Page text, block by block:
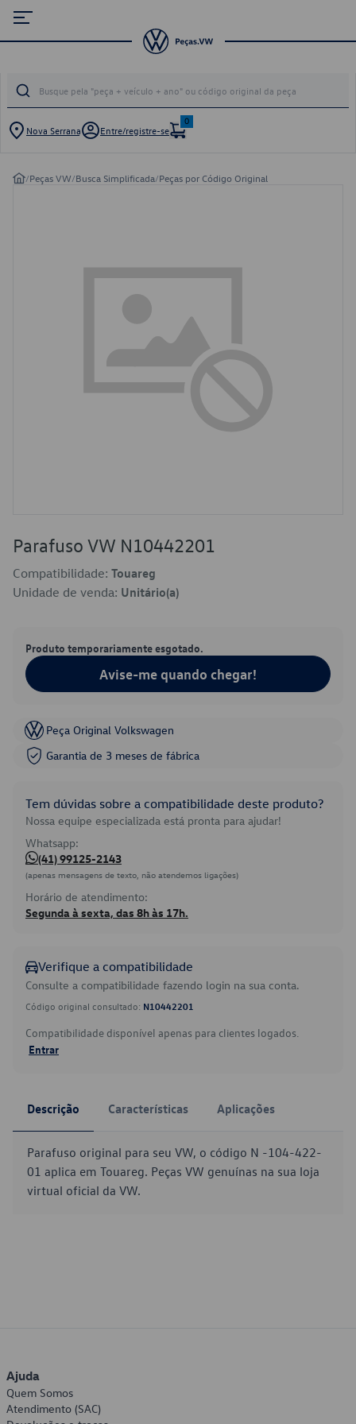
Nova Serrana Entre/registre-se
0
/Peças VW/Busca Simplificada/Peças por Código Original
Parafuso VW N10442201
Compatibilidade: Touareg
Unidade de venda: Unitário(a)
Produto temporariamente esgotado.
Avise-me quando chegar!
Peça Original Volkswagen
Garantia de 3 meses de fábrica
Tem dúvidas sobre a compatibilidade deste produto?
Nossa equipe especializada está pronta para ajudar!
Whatsapp:
(41) 99125-2143
(apenas mensagens de texto, não atendemos ligações)
Horário de atendimento:
Segunda à sexta, das 8h às 17h.
Verifique a compatibilidade
Consulte a compatibilidade fazendo login na sua conta.
Código original consultado: N10442201
Compatibilidade disponível apenas para clientes logados.
Entrar
Descrição Características Aplicações
Parafuso original para seu VW, o código N -104-422-
01 aplica em Touareg. Peças VW genuínas na sua loja
virtual oficial da VW.
Ajuda
Quem Somos
Atendimento (SAC)